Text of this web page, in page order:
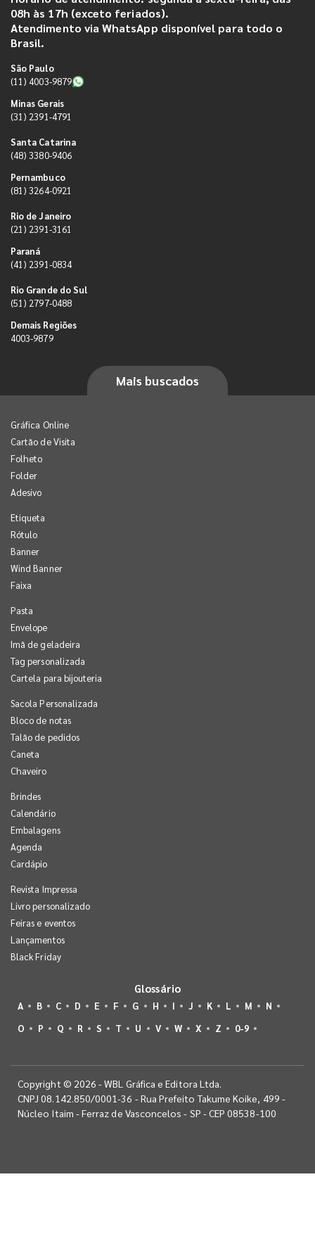
08h às 17h (exceto feriados).
Atendimento via WhatsApp disponível para todo o
Brasil.
São Paulo
(11) 4003-9879
Minas Gerais
(31) 2391-4791
Santa Catarina
(48) 3380-9406
Pernambuco
(81) 3264-0921
Rio de Janeiro
(21) 2391-3161
Paraná
(41) 2391-0834
Rio Grande do Sul
(51) 2797-0488
Demais Regiões
4003-9879
Mais buscados
Gráfica Online
Cartão de Visita
Folheto
Folder
Adesivo
Etiqueta
Rótulo
Banner
Wind Banner
Faixa
Pasta
Envelope
Imã de geladeira
Tag personalizada
Cartela para bijouteria
Sacola Personalizada
Bloco de notas
Talão de pedidos
Caneta
Chaveiro
Brindes
Calendário
Embalagens
Agenda
Cardápio
Revista Impressa
Livro personalizado
Feiras e eventos
Lançamentos
Black Friday
Glossário
A B C D E F G H I J K L M
N
O
P Q R S T U V W X Z 0-9
Copyright © 2026 - WBL Gráfica e Editora Ltda.
CNPJ 08.142.850/0001-36 - Rua Prefeito Takume Koike, 499 -
Núcleo Itaim - Ferraz de Vasconcelos - SP - CEP 08538-100